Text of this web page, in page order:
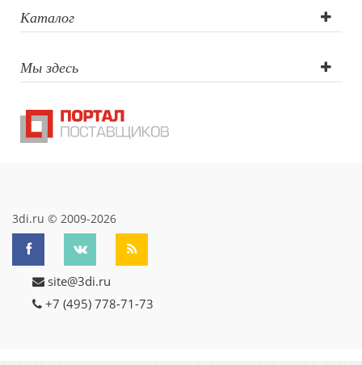
Каталог
Мы здесь
3di.ru © 2009-2026
site@3di.ru
+7 (495) 778-71-73